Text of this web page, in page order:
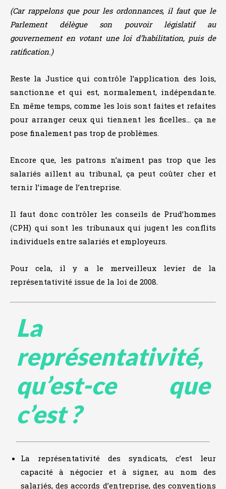
(Car rappelons que pour les ordonnances, il faut que le
Parlement délègue son pouvoir législatif au
gouvernement en votant une loi d’habilitation, puis de
ratification.)
Reste la Justice qui contrôle l’application des lois,
sanctionne et qui est, normalement, indépendante.
En même temps, comme les lois sont faites et refaites
pour arranger ceux qui tiennent les ficelles… ça ne
pose finalement pas trop de problèmes.
Encore que, les patrons n’aiment pas trop que les
salariés aillent au tribunal, ça peut coûter cher et
ternir l’image de l’entreprise.
Il faut donc contrôler les conseils de Prud’hommes
(CPH) qui sont les tribunaux qui jugent les conflits
individuels entre salariés et employeurs.
Pour cela, il y a le merveilleux levier de la
représentativité issue de la loi de 2008.
La
représentativité,
qu’est-ce que
c’est ?
La représentativité des syndicats, c’est leur
capacité à négocier et à signer, au nom des
salariés, des accords d’entreprise, des conventions